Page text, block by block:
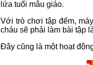
lứa tuổi mẫu giáo.
Với trò chơi tập đếm,
cháu sẽ phải làm bài tập
Đây cũng là một hoạt